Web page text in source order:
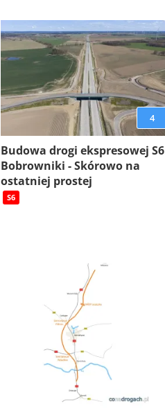
4
Budowa drogi ekspresowej S6
Bobrowniki - Skórowo na
ostatniej prostej
S6